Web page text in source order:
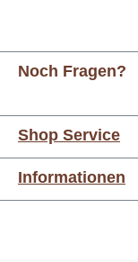
Noch Fragen?
Shop Service
Informationen